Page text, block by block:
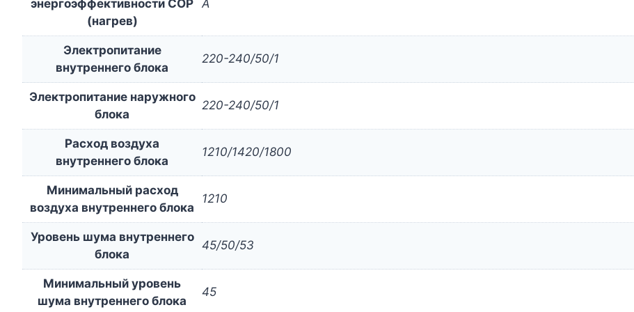
энергоэффективности COP
(нагрев)
А
Электропитание
внутреннего блока
220-240/50/1
Электропитание наружного
блока
220-240/50/1
Расход воздуха
внутреннего блока
1210/1420/1800
Минимальный расход
воздуха внутреннего блока
1210
Уровень шума внутреннего
блока
45/50/53
Минимальный уровень
шума внутреннего блока
45